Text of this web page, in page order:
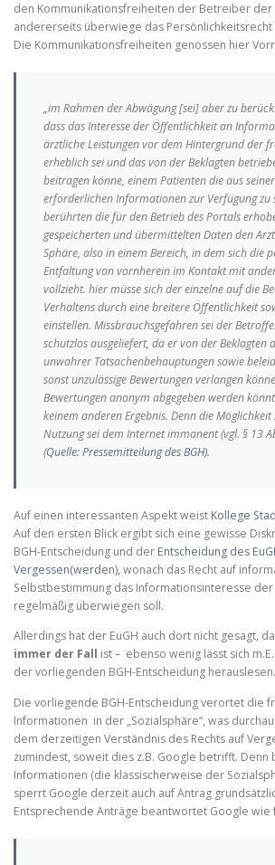
den Kommunikationsfreiheiten der Betreiber
andererseits überwiege das
Die Kommunikationsfreiheiten genössen hier
„im Rahmen der Abwägung [sei] aber zu
dass das Interesse der Öffentlichkeit an
ärztliche Leistungen vor dem Hintergrund der
erheblich sei und das von der Beklagten
beitragen könne, einem Patienten die aus
erforderlichen Informationen zur Verfügung zu
berührten die für den Betrieb des Portals
gespeicherten und übermittelten Daten den
Sphäre, also in einem Bereich, in dem sich die
Entfaltung von vornherein im Kontakt mit
vollzieht. hier müsse sich der einzelne auf die
Verhaltens durch eine breitere Öffentlichkeit
einstellen. Missbrauchsgefahren sei der
schutzlos ausgeliefert, da er von der Beklagten
unwahrer Tatsachenbehauptungen sowie
sonst unzulässige Bewertungen verlangen
Bewertungen anonym abgegeben werden
keinem anderen Ergebnis. Denn die
Nutzung sei dem Internet immanent (vgl. § 13
(Quelle: Pressemitteilung des BGH).
Auf einen interessanten Aspekt weist Kollege
Auf den ersten Blick ergibt sich eine gewisse
BGH-Entscheidung und der Entscheidung des
Vergessen(werden),wonach das Recht auf
Selbstbestimmung das Informationsinteresse
regelmäßig überwiegen soll.
Allerdings hat der EuGH auch dort nicht gesagt,
immer der Fall ist – ebenso wenig lässt sich
der vorliegenden BGH-Entscheidung herauslesen.
Die vorliegende BGH-Entscheidung verortet die
Informationen in der „Sozialsphäre“, was
dem derzeitigen Verständnis des Rechts auf
zumindest, soweit dies z.B. Google betrifft.
Informationen (die klassischerweise der
sperrt Google derzeit auch auf Antrag
Entsprechende Anträge beantwortet Google wie